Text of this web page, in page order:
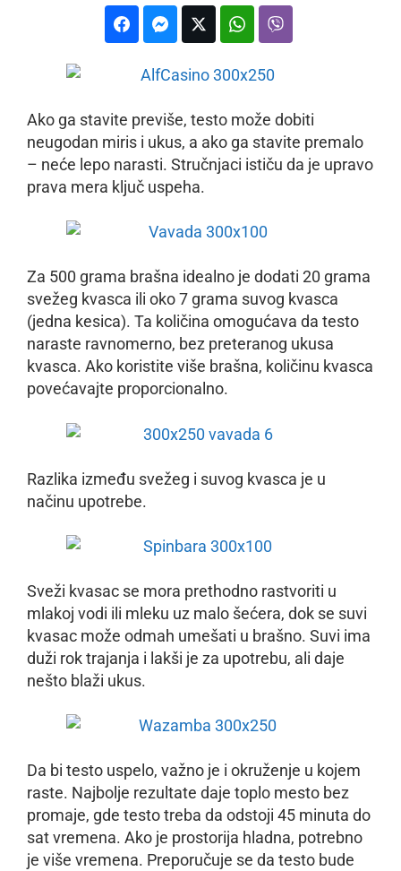
Ako ga stavite previše, testo može dobiti
neugodan miris i ukus, a ako ga stavite premalo
– neće lepo narasti. Stručnjaci ističu da je upravo
prava mera ključ uspeha.
Za 500 grama brašna idealno je dodati 20 grama
svežeg kvasca ili oko 7 grama suvog kvasca
(jedna kesica). Ta količina omogućava da testo
naraste ravnomerno, bez preteranog ukusa
kvasca. Ako koristite više brašna, količinu kvasca
povećavajte proporcionalno.
Razlika između svežeg i suvog kvasca je u
načinu upotrebe.
Sveži kvasac se mora prethodno rastvoriti u
mlakoj vodi ili mleku uz malo šećera, dok se suvi
kvasac može odmah umešati u brašno. Suvi ima
duži rok trajanja i lakši je za upotrebu, ali daje
nešto blaži ukus.
Da bi testo uspelo, važno je i okruženje u kojem
raste. Najbolje rezultate daje toplo mesto bez
promaje, gde testo treba da odstoji 45 minuta do
sat vremena. Ako je prostorija hladna, potrebno
je više vremena. Preporučuje se da testo bude